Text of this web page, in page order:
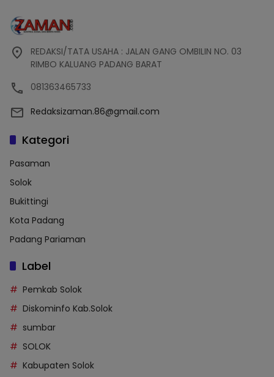
REDAKSI/TATA USAHA : JALAN GANG OMBILIN NO. 03
RIMBO KALUANG PADANG BARAT
081363465733
Redaksizaman.86@gmail.com
Kategori
Pasaman
Solok
Bukittingi
Kota Padang
Padang Pariaman
Label
Pemkab Solok
Diskominfo Kab.Solok
sumbar
SOLOK
Kabupaten Solok